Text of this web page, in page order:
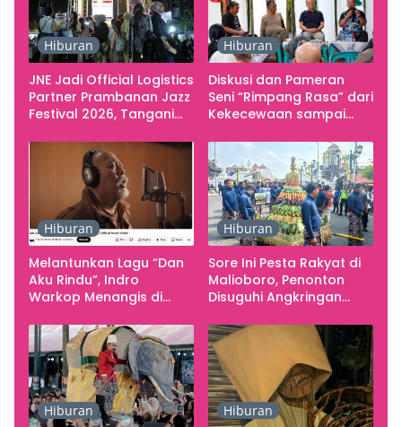
Hiburan
JNE Jadi Official Logistics
Partner Prambanan Jazz
Festival 2026, Tangani
Kebutuhan Konser
Hiburan
Diskusi dan Pameran
Seni “Rimpang Rasa” dari
Kekecewaan sampai
Yogyakarta sebagai
Pusat Pergerakan Seni
Rupa Indonesia
Hiburan
Melantunkan Lagu “Dan
Aku Rindu”, Indro
Warkop Menangis di
Hiburan
Sore Ini Pesta Rakyat di
Malioboro, Penonton
Disuguhi Angkringan
Hiburan Hiburan